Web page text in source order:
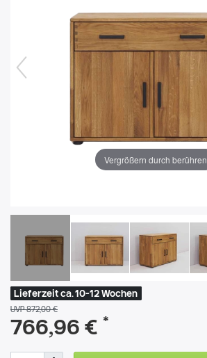
Vergrößern durch berühren
Lieferzeit ca. 10-12 Wochen
UVP 872,00 €
766,96 € *